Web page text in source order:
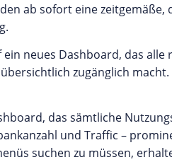
ab sofort eine zeitgemäße,
neues Dashboard, das alle
zugänglich macht.
das sämtliche
und Traffic –
suchen zu müssen,